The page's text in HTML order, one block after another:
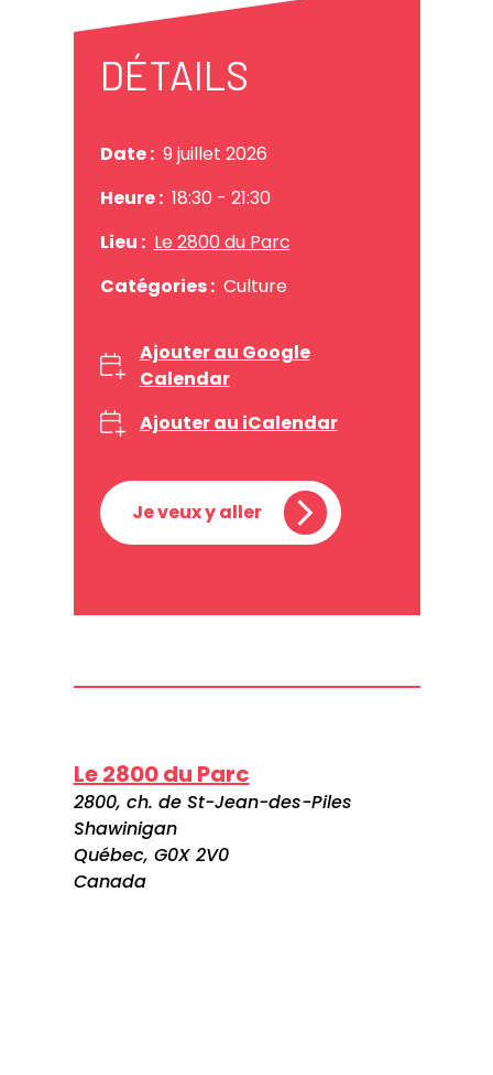
DÉTAILS
Date : 9 juillet 2026
Heure : 18:30 - 21:30
Lieu : Le 2800 du Parc
Catégories : Culture
Ajouter au Google
Calendar
Ajouter au iCalendar
Je veux y aller
Le 2800 du Parc
2800, ch. de St-Jean-des-Piles
Shawinigan
Québec, G0X 2V0
Canada